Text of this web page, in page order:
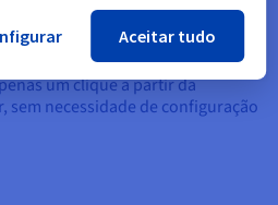
ponto-a-ponto e mensagens de
gestão de projetos ao estilo
fotos com reconhecimento facial.
um clique a partir da
necessidade de configuração
Aceitar tudo